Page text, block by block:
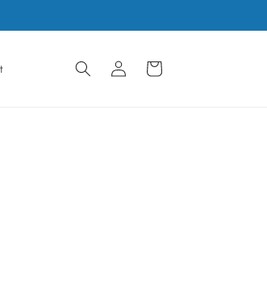
InloggenWinkelwagen